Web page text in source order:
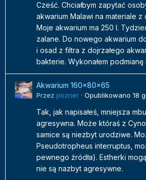
Cześć. Chciałbym zapytać
akwarium Malawi na materiale z
Moje akwarium ma 250 l.
zalane. Do nowego akwarium
i osad z filtra z dojrzałego
bakterie. Wykonałem podmianę
Akwarium 160x80x65
Przez pozner · Opublikowano 18
Tak, jak napisałeś, mniejsza
agresywna. Może któraś z
samice są niezbyt urodziwe.
Pseudotropheus interruptus,
pewnego źródła). Estherki
nie są nazbyt agresywne.